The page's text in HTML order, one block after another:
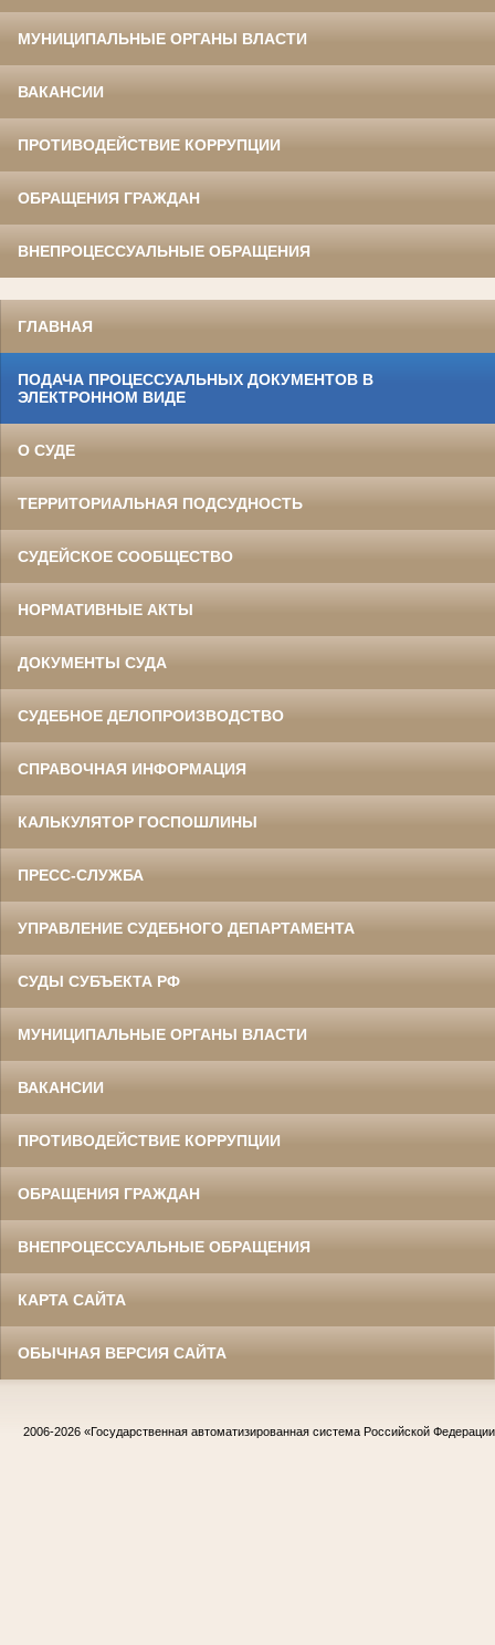
МУНИЦИПАЛЬНЫЕ ОРГАНЫ ВЛАСТИ
ВАКАНСИИ
ПРОТИВОДЕЙСТВИЕ КОРРУПЦИИ
ОБРАЩЕНИЯ ГРАЖДАН
ВНЕПРОЦЕССУАЛЬНЫЕ ОБРАЩЕНИЯ
ГЛАВНАЯ
ПОДАЧА ПРОЦЕССУАЛЬНЫХ ДОКУМЕНТОВ В
ЭЛЕКТРОННОМ ВИДЕ
О СУДЕ
ТЕРРИТОРИАЛЬНАЯ ПОДСУДНОСТЬ
СУДЕЙСКОЕ СООБЩЕСТВО
НОРМАТИВНЫЕ АКТЫ
ДОКУМЕНТЫ СУДА
СУДЕБНОЕ ДЕЛОПРОИЗВОДСТВО
СПРАВОЧНАЯ ИНФОРМАЦИЯ
КАЛЬКУЛЯТОР ГОСПОШЛИНЫ
ПРЕСС-СЛУЖБА
УПРАВЛЕНИЕ СУДЕБНОГО ДЕПАРТАМЕНТА
СУДЫ СУБЪЕКТА РФ
МУНИЦИПАЛЬНЫЕ ОРГАНЫ ВЛАСТИ
ВАКАНСИИ
ПРОТИВОДЕЙСТВИЕ КОРРУПЦИИ
ОБРАЩЕНИЯ ГРАЖДАН
ВНЕПРОЦЕССУАЛЬНЫЕ ОБРАЩЕНИЯ
КАРТА САЙТА
ОБЫЧНАЯ ВЕРСИЯ САЙТА
2006-2026 «Государственная автоматизированная система Российской